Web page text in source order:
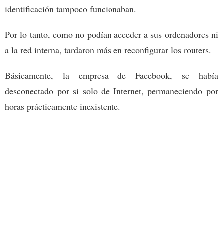
identificación tampoco funcionaban.
Por lo tanto, como no podían acceder a sus ordenadores ni
a la red interna, tardaron más en reconfigurar los routers.
Básicamente, la empresa de Facebook, se había
desconectado por si solo de Internet, permaneciendo por
horas prácticamente inexistente.